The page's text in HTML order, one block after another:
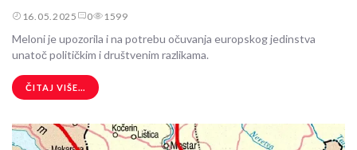
16.05.2025 0 1599
Meloni je upozorila i na potrebu očuvanja europskog jedinstva
unatoč političkim i društvenim razlikama.
ČITAJ VIŠE...